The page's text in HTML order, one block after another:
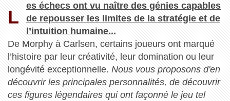
L
es échecs ont vu naître des génies capables
de repousser les limites de la stratégie et de
l’intuition humaine...
De Morphy à Carlsen, certains joueurs ont marqué
l’histoire par leur créativité, leur domination ou leur
longévité exceptionnelle. Nous vous proposons d'en
découvrir les principales personnalités, de découvrir
ces figures légendaires qui ont façonné le jeu tel